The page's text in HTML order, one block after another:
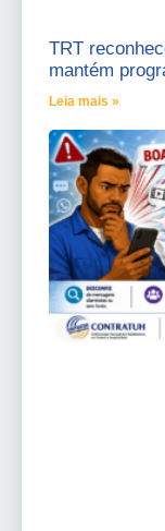
TRT
mantém
Leia mais »